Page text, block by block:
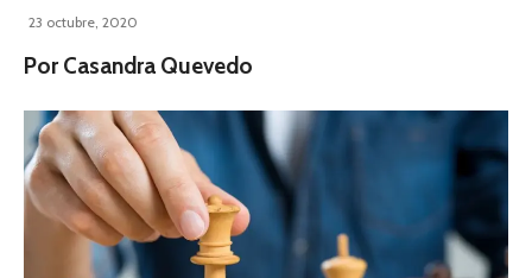
23 octubre, 2020
Por Casandra Quevedo